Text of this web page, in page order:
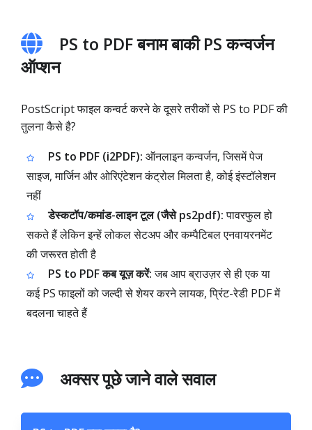
PS to PDF बनाम बाकी PS कन्वर्जन
ऑप्शन
PostScript फाइल कन्वर्ट करने के दूसरे तरीकों से PS to PDF की
तुलना कैसे है?
PS to PDF (i2PDF): ऑनलाइन कन्वर्जन, जिसमें पेज
साइज, मार्जिन और ओरिएंटेशन कंट्रोल मिलता है, कोई इंस्टॉलेशन
नहीं
डेस्कटॉप/कमांड-लाइन टूल (जैसे ps2pdf):पावरफुल हो
सकते हैं लेकिन इन्हें लोकल सेटअप और कम्पैटिबल एनवायरनमेंट
की जरूरत होती है
PS to PDF कब यूज़ करें:जब आप ब्राउज़र से ही एक या
कई PS फाइलों को जल्दी से शेयर करने लायक, प्रिंट-रेडी PDF में
बदलना चाहते हैं
अक्सर पूछे जाने वाले सवाल